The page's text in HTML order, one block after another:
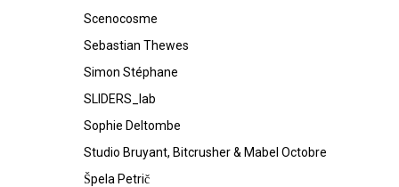
Scenocosme
Sebastian Thewes
Simon Stéphane
SLIDERS_lab
Sophie Deltombe
Studio Bruyant, Bitcrusher & Mabel Octobre
Špela Petrič